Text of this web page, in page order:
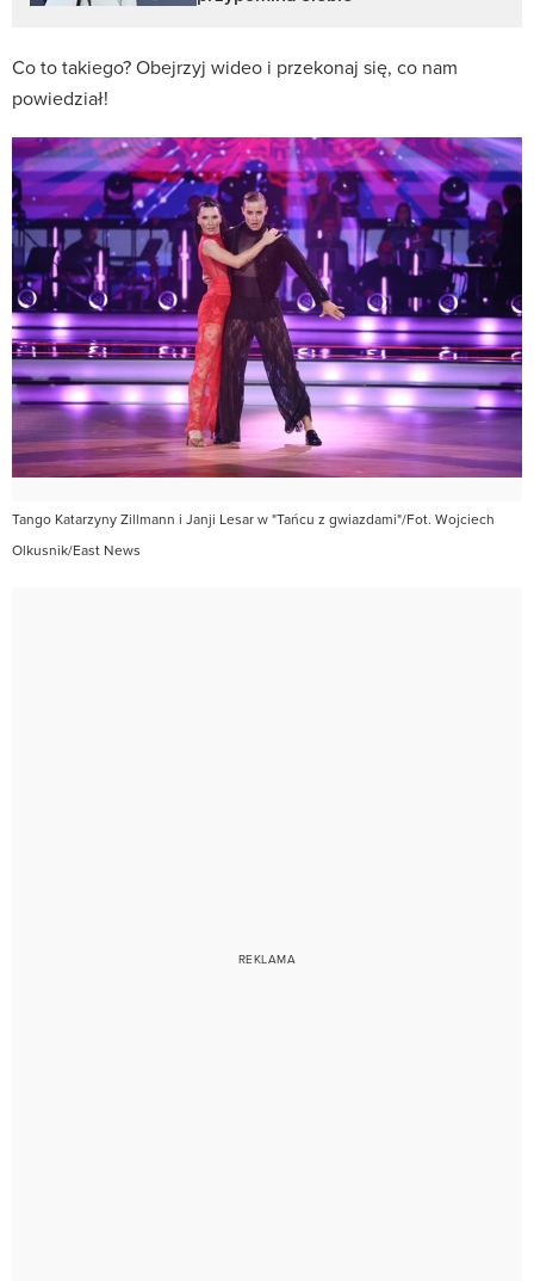
Co to takiego? Obejrzyj wideo i przekonaj się, co nam
powiedział!
Tango Katarzyny Zillmann i Janji Lesar w "Tańcu z gwiazdami"/Fot. Wojciech
Olkusnik/East News